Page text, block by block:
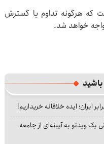
که هرگونه تداوم یا گسترش
خواهد شد.
ایران؛ ایده خلاقانه خریداریم!
یک ویدئو به آیینه‌ای از جامعه